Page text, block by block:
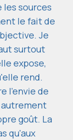
les sources
le fait de
Je
surtout
expose,
rend.
l'envie de
autrement
goût. La
qu'aux